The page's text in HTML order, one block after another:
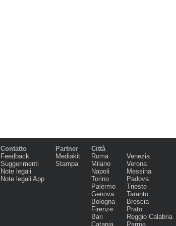
Contatto
Feedback
Suggerimenti
Note legali
Note legali App
Partner
Mediakit
Stampa
Città
Roma
Milano
Napoli
Torino
Palermo
Genova
Bologna
Firenze
Bari
Catania
Venezia
Verona
Messina
Padova
Trieste
Taranto
Brescia
Prato
Reggio Calabria
Parma